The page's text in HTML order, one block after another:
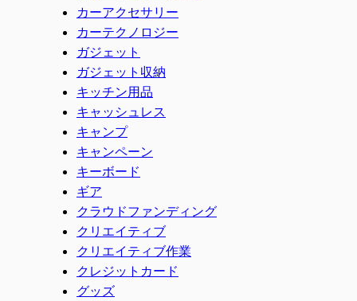
カーアクセサリー
カーテクノロジー
ガジェット
ガジェット収納
キッチン用品
キャッシュレス
キャンプ
キャンペーン
キーボード
ギア
クラウドファンディング
クリエイティブ
クリエイティブ作業
クレジットカード
グッズ